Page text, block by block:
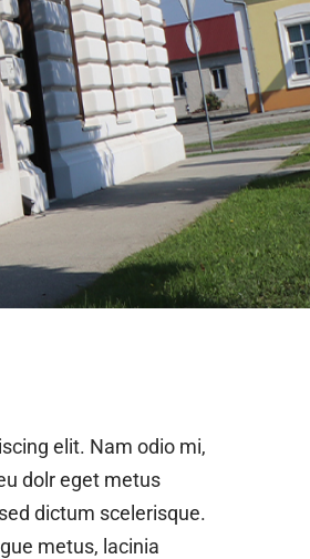
elit. Nam odio mi,
dolr eget metus
dictum scelerisque.
metus, lacinia